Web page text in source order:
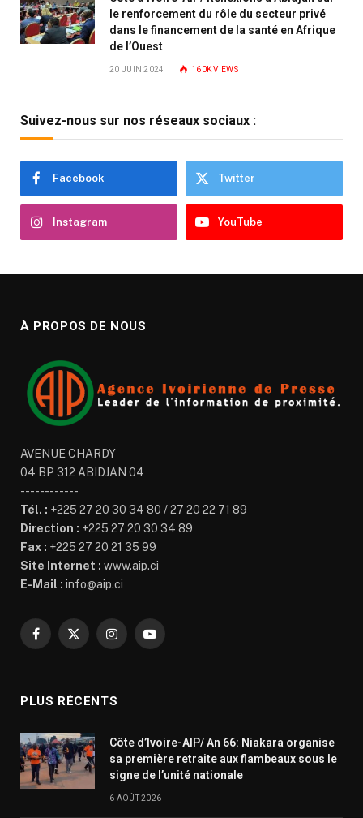
le renforcement du rôle du secteur privé
dans le financement de la santé en Afrique
de l’Ouest
20 JUIN 2024 160KVIEWS
Suivez-nous sur nos réseaux sociaux :
Facebook Twitter
Instagram YouTube
À PROPOS DE NOUS
AVENUE CHARDY
04 BP 312 ABIDJAN 04
------------
Tél. : +225 27 20 30 34 80 / 27 20 22 71 89
Direction : +225 27 20 30 34 89
Fax : +225 27 20 21 35 99
Site Internet : www.aip.ci
E-Mail : info@aip.ci
Facebook
X
InstagramYouTube
PLUS RÉCENTS
Côte d’Ivoire-AIP/ An 66: Niakara organise
sa première retraite aux flambeaux sous le
signe de l’unité nationale
6 AOÛT 2026